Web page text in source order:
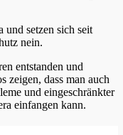
setzen sich seit
nein.
entstanden und
zeigen, dass man auch
und eingeschränkter
einfangen kann.